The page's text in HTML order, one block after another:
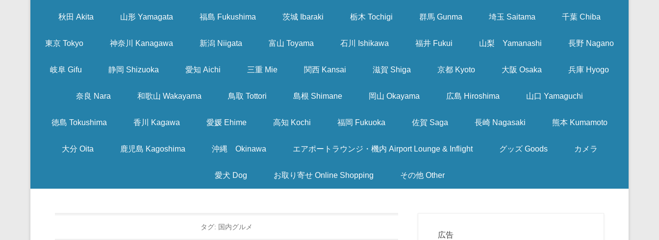
秋田 Akita 山形 Yamagata 福島 Fukushima 茨城 Ibaraki 栃木 Tochigi 群馬 Gunma 埼玉 Saitama 千葉 Chiba
東京 Tokyo 神奈川 Kanagawa 新潟 Niigata 富山 Toyama 石川 Ishikawa 福井 Fukui 山梨 Yamanashi 長野 Nagano
岐阜 Gifu 静岡 Shizuoka 愛知 Aichi 三重 Mie 関西 Kansai 滋賀 Shiga 京都 Kyoto 大阪 Osaka 兵庫 Hyogo
奈良 Nara 和歌山 Wakayama 鳥取 Tottori 島根 Shimane 岡山 Okayama 広島 Hiroshima 山口 Yamaguchi
徳島 Tokushima 香川 Kagawa 愛媛 Ehime 高知 Kochi 福岡 Fukuoka 佐賀 Saga 長崎 Nagasaki 熊本 Kumamoto
大分 Oita 鹿児島 Kagoshima 沖縄 Okinawa エアポートラウンジ・機内 Airport Lounge & Inflight グッズ Goods カメラ
愛犬 Dog お取り寄せ Online Shopping その他 Other
タグ: 国内グルメ
広告